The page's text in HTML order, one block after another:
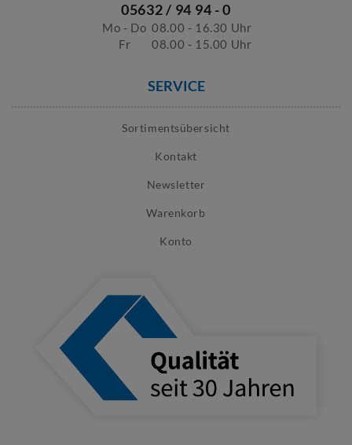
05632 / 94 94 - 0
Mo - Do 08.00 - 16.30 Uhr
Fr
08.00 - 15.00 Uhr
SERVICE
Sortimentsübersicht
Kontakt
Newsletter
Warenkorb
Konto